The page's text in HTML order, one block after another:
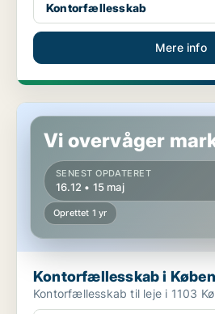
Kontorfællesskab
Mere info
Kontorfællesskab i København K
Vi overvåger
SENEST OPDATERET
16.12 • 15 maj
Oprettet 1 yr
Kontorfællesskab i
Kontorfællesskab til leje i 1103